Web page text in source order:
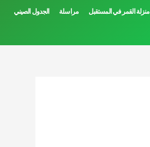
منزلة القمر في المستقبل مراسلة الجدول الصيني